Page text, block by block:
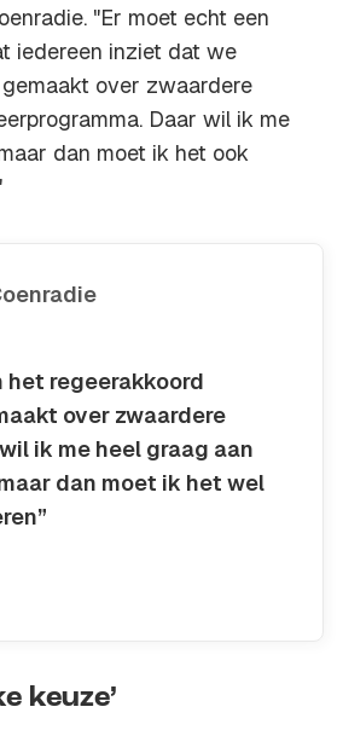
"Er moet echt een
iedereen inziet dat we
over zwaardere
Daar wil ik me
dan moet ik het ook
het regeerakkoord
over zwaardere
ik me heel graag aan
dan moet ik het wel
keuze’